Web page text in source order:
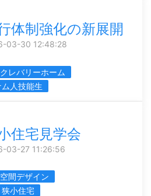
体制強化の新展開
03-30 12:48:28
クレバリーホーム
人技能生
住宅見学会
03-27 11:26:56
空間デザイン
狭小住宅